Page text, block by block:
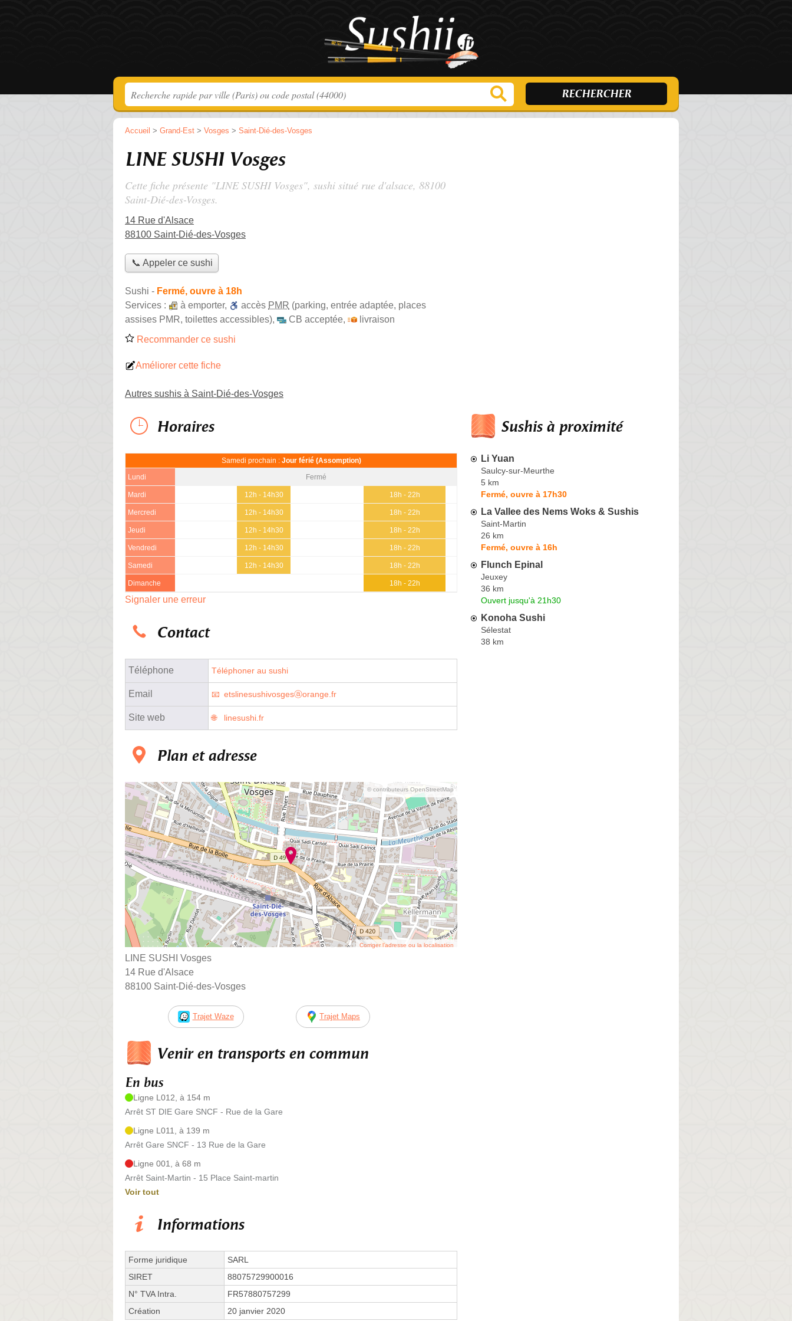
Accueil > Grand-Est > Vosges > Saint-Dié-des-Vosges
LINE SUSHI Vosges
Cette fiche présente "LINE SUSHI Vosges", sushi situé rue d'alsace, 88100
Saint-Dié-des-Vosges.
14 Rue d'Alsace
88100 Saint-Dié-des-Vosges
📞 Appeler ce sushi
Sushi - Fermé, ouvre à 18h
Services :
à emporter, accès PMR (parking, entrée adaptée, places
assises PMR, toilettes accessibles), CB acceptée,
livraison
Recommander ce sushi
Améliorer cette fiche
Autres sushis à Saint-Dié-des-Vosges
Horaires
Samedi prochain : Jour férié (Assomption)
Lundi Fermé
Mardi 12h - 14h30 18h - 22h
Mercredi 12h - 14h30 18h - 22h
Jeudi 12h - 14h30 18h - 22h
Vendredi 12h - 14h30 18h - 22h
Samedi 12h - 14h30 18h - 22h
Dimanche 18h - 22h
Signaler une erreur
Contact
Téléphone Téléphoner au sushi
Email etslinesushivosgesⓐorange.fr
Site web linesushi.fr
Plan et adresse
© contributeurs OpenStreetMap
Corriger l’adresse ou la localisation
LINE SUSHI Vosges
14 Rue d'Alsace
88100 Saint-Dié-des-Vosges
Trajet Waze Trajet Maps
Venir en transports en commun
En bus
Ligne L012, à 154 m
Arrêt ST DIE Gare SNCF - Rue de la Gare
Ligne L011, à 139 m
Arrêt Gare SNCF - 13 Rue de la Gare
Ligne 001, à 68 m
Arrêt Saint-Martin - 15 Place Saint-martin
Voir tout
Informations
Forme juridique
SARL
SIRET
88075729900016
N° TVA Intra.
FR57880757299
Création
20 janvier 2020
Sushis à proximité
Li Yuan
Saulcy-sur-Meurthe
5 km
Fermé, ouvre à 17h30
La Vallee des Nems Woks & Sushis
Saint-Martin
26 km
Fermé, ouvre à 16h
Flunch Epinal
Jeuxey
36 km
Ouvert jusqu'à 21h30
Konoha Sushi
Sélestat
38 km